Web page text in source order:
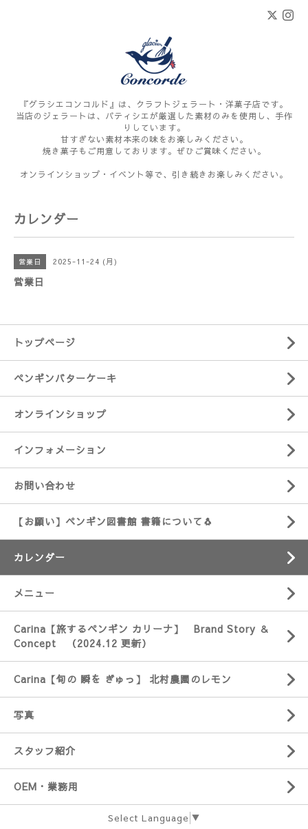
『グラシエコンコルド』は、クラフトジェラート・洋菓子店です。
当店のジェラートは、パティシエが厳選した素材のみを使用し、手作
りしています。
甘すぎない素材本来の味をお楽しみください。
焼き菓子もご用意しております。ぜひご賞味ください。
オンラインショップ・イベント等で、引き続きお楽しみください。
カレンダー
営業日 2025-11-24 (月)
営業日
トップページ
ペンギンバターケーキ
オンラインショップ
インフォメーション
お問い合わせ
【お願い】ペンギン図書館 書籍について🐧
カレンダー
メニュー
Carina【旅するペンギン カリーナ】 Brand Story ＆
Concept （2024.12 更新）
Carina【旬の 瞬を ぎゅっ】 北村農園のレモン
写真
スタッフ紹介
OEM・業務用
Select Language ▼